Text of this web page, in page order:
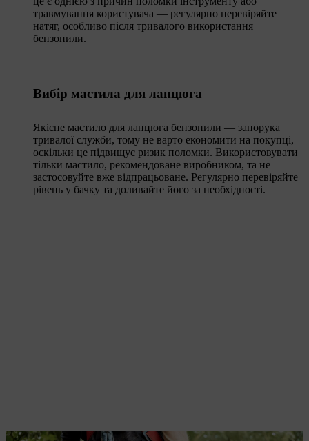
травмування користувача — регулярно перевіряйте
натяг, особливо після тривалого використання
бензопили.
Вибір мастила для ланцюга
Якісне мастило для ланцюга бензопили — запорука
тривалої служби, тому не варто економити на покупці,
оскільки це підвищує ризик поломки. Використовувати
тільки мастило, рекомендоване виробником, та не
застосовуйте вже відпрацьоване. Регулярно перевіряйте
рівень у бачку та доливайте його за необхідності.